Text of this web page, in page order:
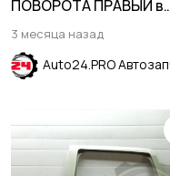
ПОВОРОТА ПРАВЫЙ в
крыло HYUNDAI SOLARIS
2017-2023
3 месяца назад